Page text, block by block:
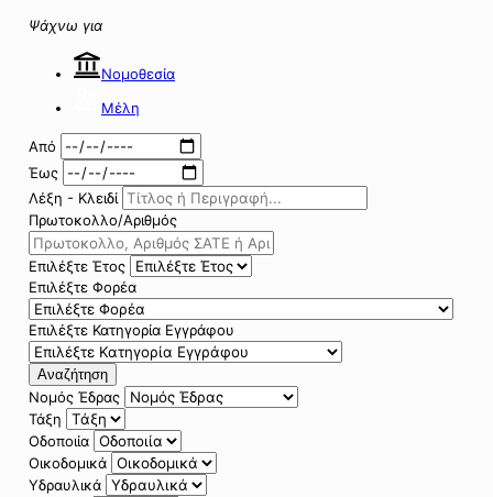
Ψάχνω για
Νομοθεσία
Μέλη
Από
Έως
Λέξη - Κλειδί
Πρωτοκολλο/Αριθμός
Επιλέξτε Έτος
Επιλέξτε Φορέα
Επιλέξτε Κατηγορία Εγγράφου
Αναζήτηση
Νομός Έδρας
Τάξη
Οδοποιία
Οικοδομικά
Υδραυλικά